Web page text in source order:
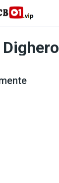
Dighero